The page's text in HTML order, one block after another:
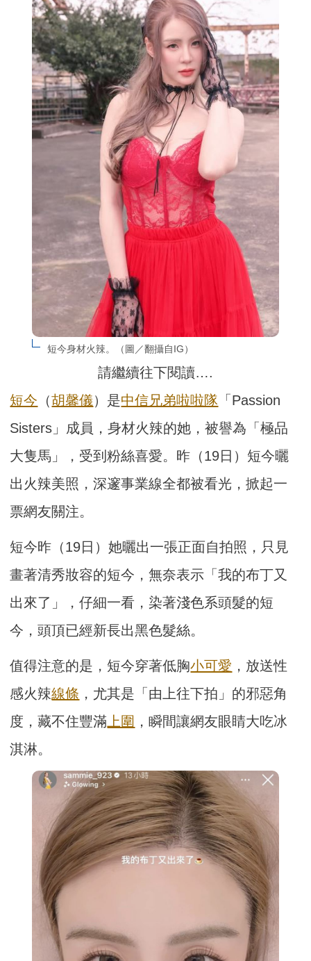
短今身材火辣。（圖／翻攝自IG）
請繼續往下閱讀….
短今 （胡馨儀）是中信兄弟啦啦隊 「Passion
Sisters」成員，身材火辣的她，被譽為「極品
大隻馬」，受到粉絲喜愛。昨（19日）短今曬
出火辣美照，深邃事業線全都被看光，掀起一
票網友關注。
短今昨（19日）她曬出一張正面自拍照，只見
畫著清秀妝容的短今，無奈表示「我的布丁又
出來了」，仔細一看，染著淺色系頭髮的短
今，頭頂已經新長出黑色髮絲。
值得注意的是，短今穿著低胸小可愛 ，放送性
感火辣線條 ，尤其是「由上往下拍」的邪惡角
度，藏不住豐滿 上圍 ，瞬間讓網友眼睛大吃冰
淇淋。